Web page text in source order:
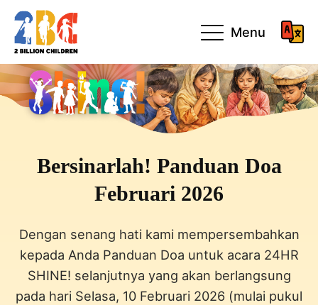
Menu
Bersinarlah! Panduan Doa
Februari 2026
Dengan senang hati kami mempersembahkan
kepada Anda Panduan Doa untuk acara 24HR
SHINE! selanjutnya yang akan berlangsung
pada hari Selasa, 10 Februari 2026 (mulai pukul